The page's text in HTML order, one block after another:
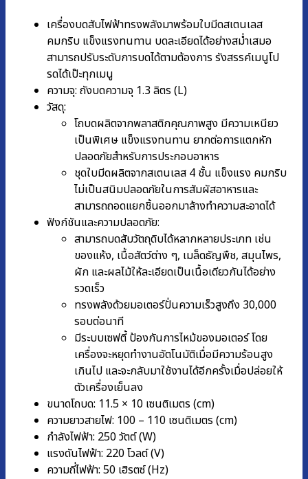
เครื่องบดสับไฟฟ้าทรงพลังมาพร้อมใบมีดสเตนเลส
คมกริบ แข็งแรงทนทาน บดละเอียดได้อย่างสม่ำเสมอ
สามารถปรับระดับการบดได้ตามต้องการ รังสรรค์เมนูโป
รดได้เป๊ะทุกเมนู
ความจุ: ถังบดความจุ 1.3 ลิตร (L)
วัสดุ:
โถบดผลิตจากพลาสติกคุณภาพสูง มีความเหนียว
เป็นพิเศษ แข็งแรงทนทาน ยากต่อการแตกหัก
ปลอดภัยสำหรับการประกอบอาหาร
ชุดใบมีดผลิตจากสเตนเลส 4 ชั้น แข็งแรง คมกริบ
ไม่เป็นสนิมปลอดภัยในการสัมผัสอาหารและ
สามารถถอดแยกชิ้นออกมาล้างทำความสะอาดได้
ฟังก์ชันและความปลอดภัย:
สามารถบดสับวัตถุดิบได้หลากหลายประเภท เช่น
ของแห้ง, เนื้อสัตว์ต่าง ๆ, เมล็ดธัญพืช, สมุนไพร,
ผัก และผลไม้ให้ละเอียดเป็นเนื้อเดียวกันได้อย่าง
รวดเร็ว
ทรงพลังด้วยมอเตอร์ปั่นความเร็วสูงถึง 30,000
รอบต่อนาที
มีระบบเซฟตี้ ป้องกันการไหม้ของมอเตอร์ โดย
เครื่องจะหยุดทำงานอัตโนมัติเมื่อมีความร้อนสูง
เกินไป และจะกลับมาใช้งานได้อีกครั้งเมื่อปล่อยให้
ตัวเครื่องเย็นลง
ขนาดโถบด: 11.5 × 10 เซนติเมตร (cm)
ความยาวสายไฟ: 100 – 110 เซนติเมตร (cm)
กำลังไฟฟ้า: 250 วัตต์ (W)
แรงดันไฟฟ้า: 220 โวลต์ (V)
ความถี่ไฟฟ้า: 50 เฮิรตซ์ (Hz)